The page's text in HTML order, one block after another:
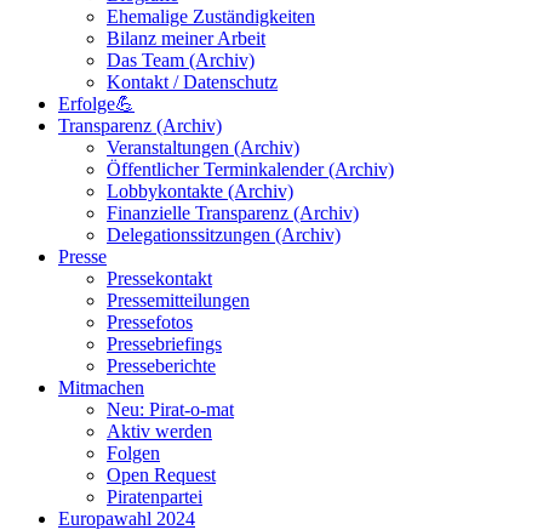
Ehemalige Zuständigkeiten
Bilanz meiner Arbeit
Das Team (Archiv)
Kontakt / Datenschutz
Erfolge💪
Transparenz (Archiv)
Veranstaltungen (Archiv)
Öffentlicher Terminkalender (Archiv)
Lobbykontakte (Archiv)
Finanzielle Transparenz (Archiv)
Delegationssitzungen (Archiv)
Presse
Pressekontakt
Pressemitteilungen
Pressefotos
Pressebriefings
Presseberichte
Mitmachen
Neu: Pirat-o-mat
Aktiv werden
Folgen
Open Request
Piratenpartei
Europawahl 2024